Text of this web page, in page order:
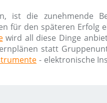
ist die zunehmende
für den späteren Erfolg
wird all diese Dinge
statt
- elektronische